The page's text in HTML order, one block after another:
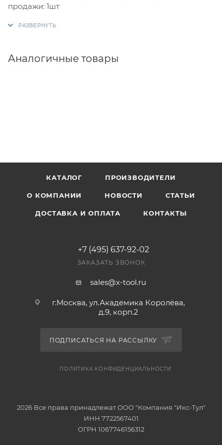
продажи: 1шт
Аналогичные товары
КАТАЛОГ ПРОИЗВОДИТЕЛИ
О КОМПАНИИ НОВОСТИ СТАТЬИ
ДОСТАВКА И ОПЛАТА КОНТАКТЫ
+7 (495) 637-92-02
ЗАКАЗАТЬ ЗВОНОК
sales@x-tool.ru
г.Москва, ул.Академика Королёва,
д.9, корп.2
ПОДПИСАТЬСЯ НА РАССЫЛКУ
ПОЛИТИКА КОНФИДЕНЦИАЛЬНОСТИ
2026 Все права принадлежат ООО "Компания "Икс-Тул"
ИНН 7722567401
ОГРН 1067746156312